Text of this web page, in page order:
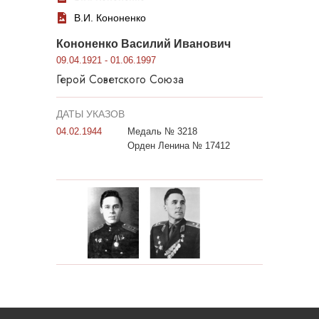
В.И. Кононенко
Кононенко Василий Иванович
09.04.1921 - 01.06.1997
Герой Советского Союза
ДАТЫ УКАЗОВ
04.02.1944
Медаль № 3218
Орден Ленина № 17412